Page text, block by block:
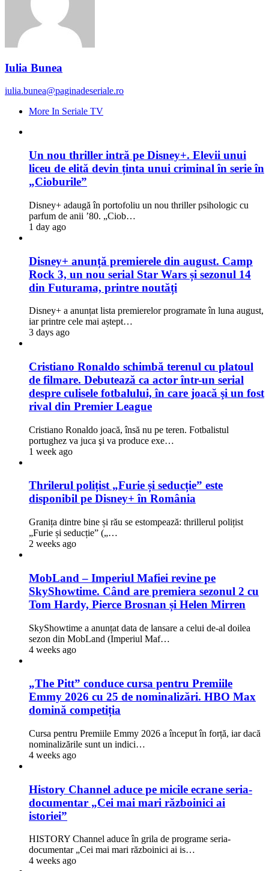
Iulia Bunea
iulia.bunea@paginadeseriale.ro
More In Seriale TV
Un nou thriller intră pe Disney+. Elevii unui
liceu de elită devin ținta unui criminal în serie în
„Cioburile”
Disney+ adaugă în portofoliu un nou thriller psihologic cu
parfum de anii ’80. „Ciob…
1 day ago
Disney+ anunță premierele din august. Camp
Rock 3, un nou serial Star Wars și sezonul 14
din Futurama, printre noutăți
Disney+ a anunțat lista premierelor programate în luna august,
iar printre cele mai aștept…
3 days ago
Cristiano Ronaldo schimbă terenul cu platoul
de filmare. Debutează ca actor într-un serial
despre culisele fotbalului, în care joacă şi un fost
rival din Premier League
Cristiano Ronaldo joacă, însă nu pe teren. Fotbalistul
portughez va juca şi va produce exe…
1 week ago
Thrilerul polițist „Furie și seducție” este
disponibil pe Disney+ în România
Granița dintre bine și rău se estompează: thrillerul polițist
„Furie și seducție” („…
2 weeks ago
MobLand – Imperiul Mafiei revine pe
SkyShowtime. Când are premiera sezonul 2 cu
Tom Hardy, Pierce Brosnan și Helen Mirren
SkyShowtime a anunțat data de lansare a celui de-al doilea
sezon din MobLand (Imperiul Maf…
4 weeks ago
„The Pitt” conduce cursa pentru Premiile
Emmy 2026 cu 25 de nominalizări. HBO Max
domină competiția
Cursa pentru Premiile Emmy 2026 a început în forță, iar dacă
nominalizările sunt un indici…
4 weeks ago
History Channel aduce pe micile ecrane seria-
documentar „Cei mai mari războinici ai
istoriei”
HISTORY Channel aduce în grila de programe seria-
documentar „Cei mai mari războinici ai is…
4 weeks ago